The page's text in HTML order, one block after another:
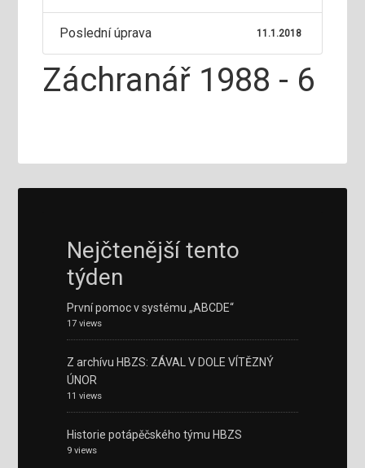
Poslední úprava 11.1.2018
Záchranář 1988 - 6
Nejčtenější tento
týden
První pomoc v systému „ABCDE“
17 views
Z archívu HBZS: ZÁVAL V DOLE VÍTĚZNÝ
ÚNOR
11 views
Historie potápěčského týmu HBZS
9 views